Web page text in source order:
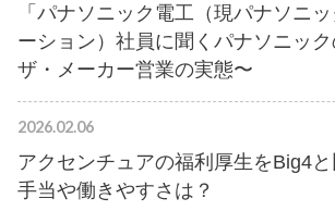
「パナソニック電工（現パナソニ
ーション）社員に聞くパナソニッ
ザ・メーカー営業の実態〜
2026.02.06
アクセンチュアの福利厚生をBig4
手当や働きやすさは？